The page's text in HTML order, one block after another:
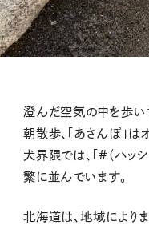
澄んだ空気の中を歩いて
朝散歩、「あさんぽ」は
犬界隈では、「#（ハッ
繁に並んでいます。
北海道は、地域により